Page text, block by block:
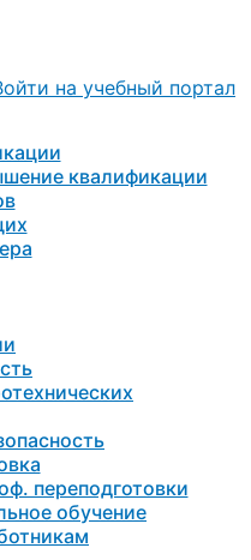
на учебный портал
квалификации
переподготовки
обучение